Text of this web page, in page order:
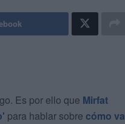
Es por ello que Mirfat
para hablar sobre cómo va